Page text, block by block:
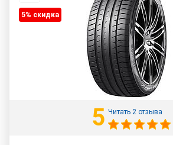
5% cкидка
5 Читать 2 отзыва